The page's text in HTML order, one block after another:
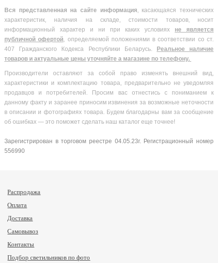
Вся представленная на сайте информация, касающаяся технических
характеристик, наличия на складе, стоимости товаров, носит
информационный характер и ни при каких условиях не является
публичной офертой, определяемой положениями в соответствии со ст.
407 Гражданского Кодекса Республики Беларусь.
Реальное наличие
товаров и актуальные цены уточняйте а магазине по телефону.
Производители оставляют за собой право изменять внешний вид,
характеристики и комплектацию товара, предварительно не уведомляя
продавцов и потребителей. Просим вас отнестись с пониманием к
данному факту и заранее приносим извинения за возможные неточности
в описании и фотографиях товара. Будем благодарны вам за сообщение
об ошибках — это поможет сделать наш каталог еще точнее!
Зарегистрирован в торговом реестре 04.05.23г. Регистрационный номер
556990
Распродажа
Оплата
Доставка
Самовывоз
Контакты
Подбор светильников по фото